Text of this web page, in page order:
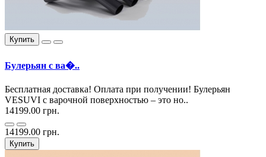
Купить
Булерьян с ва�..
Бесплатная доставка! Оплата при получении! Булерьян
VESUVI с варочной поверхностью – это но..
14199.00 грн.
14199.00 грн.
Купить